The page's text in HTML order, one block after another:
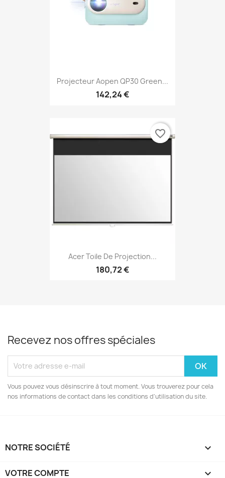
Projecteur Aopen QP30 Green...
142,24 €
Acer Toile De Projection...
180,72 €
favorite_border
Recevez nos offres spéciales
Vous pouvez vous désinscrire à tout moment. Vous trouverez pour cela
nos informations de contact dans les conditions d'utilisation du site.
NOTRE SOCIÉTÉ 
VOTRE COMPTE 